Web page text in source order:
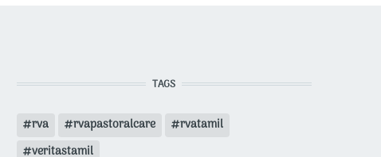
TAGS
rva rvapastoralcare
rvatamil
veritastamil